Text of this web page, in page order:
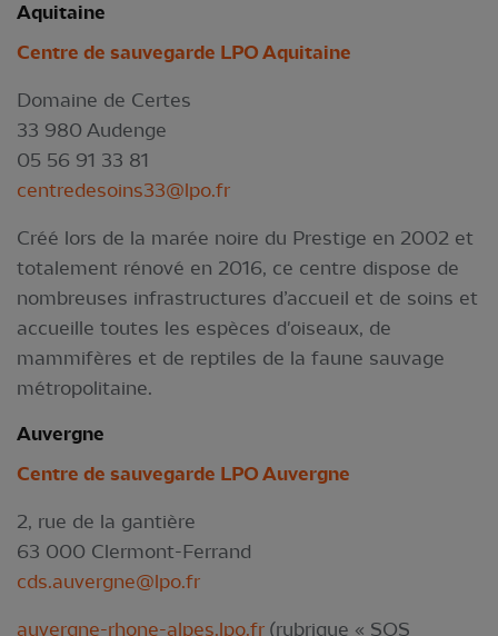
Aquitaine
Centre de sauvegarde LPO Aquitaine
Domaine de Certes
33 980 Audenge
05 56 91 33 81
centredesoins33@lpo.fr
Créé lors de la marée noire du Prestige en 2002 et
totalement rénové en 2016, ce centre dispose de
nombreuses infrastructures d’accueil et de soins et
accueille toutes les espèces d'oiseaux, de
mammifères et de reptiles de la faune sauvage
métropolitaine.
Auvergne
Centre de sauvegarde LPO Auvergne
2, rue de la gantière
63 000 Clermont-Ferrand
cds.auvergne@lpo.fr
auvergne-rhone-alpes.lpo.fr (rubrique « SOS